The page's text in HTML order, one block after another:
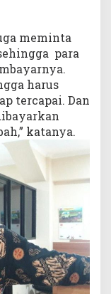
meminta
para
harus
tercapai. Dan
katanya.